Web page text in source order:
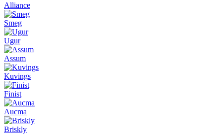
Alliance
Smeg
Ugur
Assum
Kuvings
Finist
Aucma
Briskly